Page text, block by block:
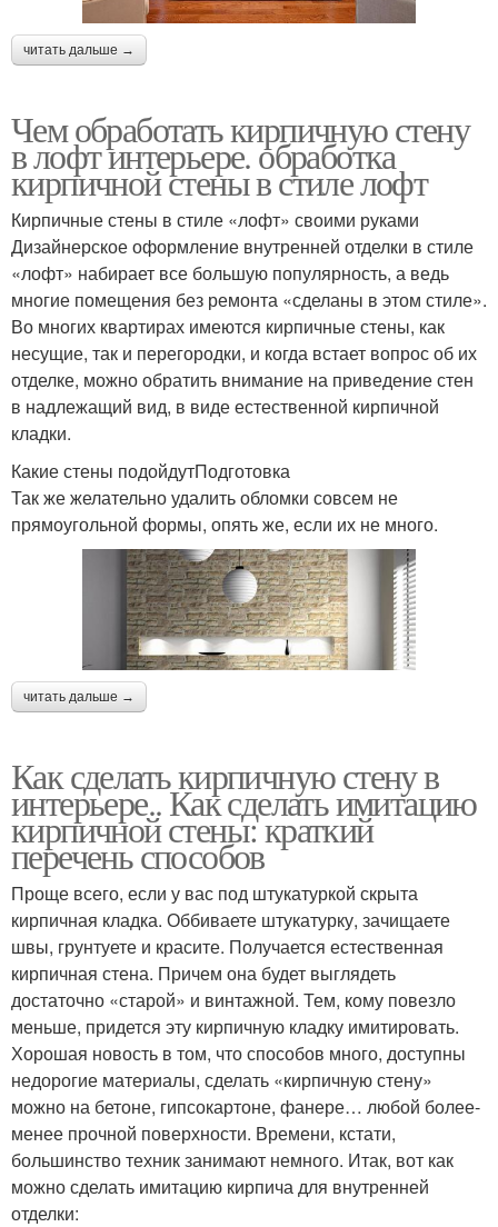
читать дальше →
Чем обработать кирпичную стену
в лофт интерьере. обработка
кирпичной стены в стиле лофт
Кирпичные стены в стиле «лофт» своими руками
Дизайнерское оформление внутренней отделки в стиле
«лофт» набирает все большую популярность, а ведь
многие помещения без ремонта «сделаны в этом стиле».
Во многих квартирах имеются кирпичные стены, как
несущие, так и перегородки, и когда встает вопрос об их
отделке, можно обратить внимание на приведение стен
в надлежащий вид, в виде естественной кирпичной
кладки.
Какие стены подойдутПодготовка
Так же желательно удалить обломки совсем не
прямоугольной формы, опять же, если их не много.
читать дальше →
Как сделать кирпичную стену в
интерьере.. Как сделать имитацию
кирпичной стены: краткий
перечень способов
Проще всего, если у вас под штукатуркой скрыта
кирпичная кладка. Оббиваете штукатурку, зачищаете
швы, грунтуете и красите. Получается естественная
кирпичная стена. Причем она будет выглядеть
достаточно «старой» и винтажной. Тем, кому повезло
меньше, придется эту кирпичную кладку имитировать.
Хорошая новость в том, что способов много, доступны
недорогие материалы, сделать «кирпичную стену»
можно на бетоне, гипсокартоне, фанере… любой более-
менее прочной поверхности. Времени, кстати,
большинство техник занимают немного. Итак, вот как
можно сделать имитацию кирпича для внутренней
отделки: